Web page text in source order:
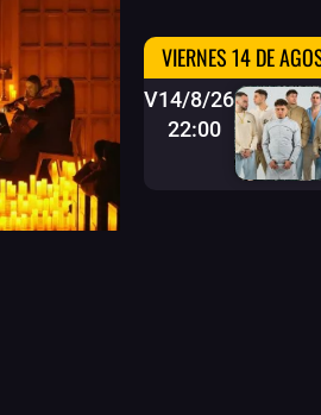
VIERNES 14 DE
V14/8/26
22:00